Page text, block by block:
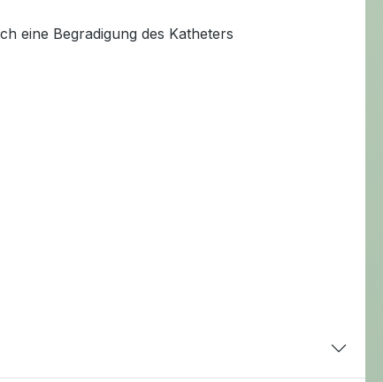
eine Begradigung des Katheters